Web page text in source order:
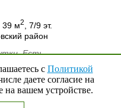
39 м2
, 7/9 эт.
район
Есть
телевизор,
печь,
Fi.
белье,
с Политикой
даете согласие на
на вашем устройстве.
Наверх